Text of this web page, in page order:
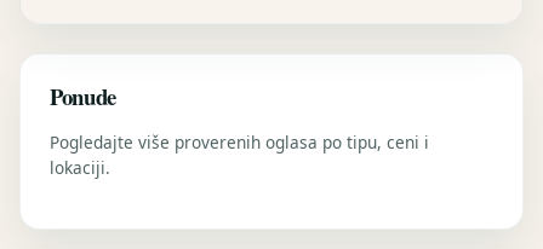
Ponude
Pogledajte više proverenih oglasa po tipu, ceni i
lokaciji.